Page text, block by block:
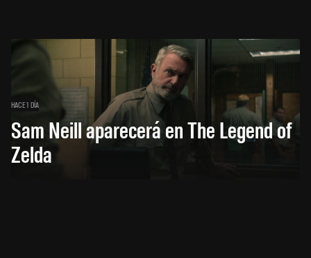
HACE 1 DÍA
Sam Neill aparecerá en The Legend of
Zelda